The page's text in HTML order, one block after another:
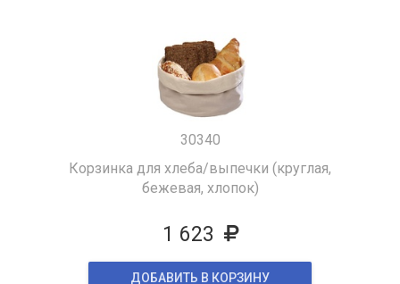
30340
Корзинка для хлеба/выпечки (круглая,
бежевая, хлопок)
1 623
ДОБАВИТЬ В КОРЗИНУ